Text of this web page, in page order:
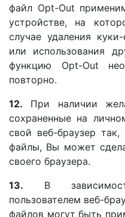
файл Opt-Out
устройстве, на
случае удаления
или использования
функцию Opt-Out
повторно.
12. При наличии
сохраненные на
свой веб-браузер
файлы, Вы может
своего браузера.
13. В
пользователем веб-
файлов могут быть